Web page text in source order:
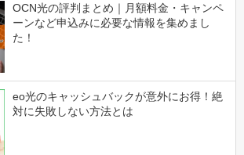
OCN光の評判まとめ｜月額料金・キャンペ
ーンなど申込みに必要な情報を集めまし
た！
eo光のキャッシュバックが意外にお得！絶
対に失敗しない方法とは